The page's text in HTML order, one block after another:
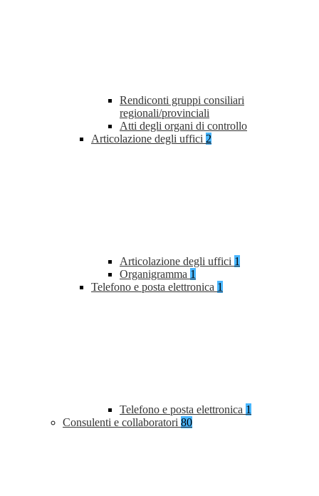
Rendiconti gruppi consiliari
regionali/provinciali
Atti degli organi di controllo
Articolazione degli uffici 2
Articolazione degli uffici 1
Organigramma 1
Telefono e posta elettronica 1
Telefono e posta elettronica 1
Consulenti e collaboratori 80